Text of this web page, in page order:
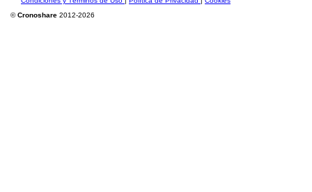
©Cronoshare 2012-2026